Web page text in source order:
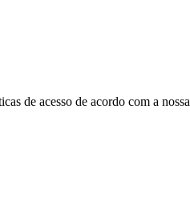
de acesso de acordo com a nossa